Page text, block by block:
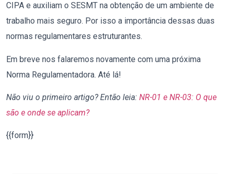
CIPA e auxiliam o SESMT na obtenção de um ambiente de
trabalho mais seguro. Por isso a importância dessas duas
normas regulamentares estruturantes.
Em breve nos falaremos novamente com uma próxima
Norma Regulamentadora. Até lá!
Não viu o primeiro artigo? Então leia: NR-01 e NR-03: O que
são e onde se aplicam?
{{form}}